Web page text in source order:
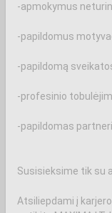
-apmokymus
-papildomus
-papildomą
-profesinio
-papildomas
Susisieksime tik su
Atsiliepdami į